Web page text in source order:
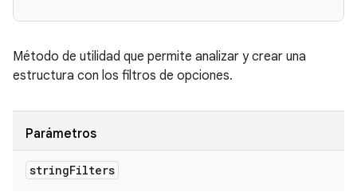
Método de utilidad que permite analizar y crear una
estructura con los filtros de opciones.
Parámetros
stringFilters